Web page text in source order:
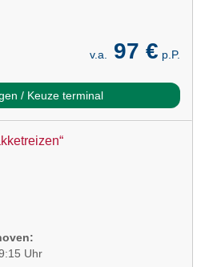
v.a. 97 € p.P.
/ Keuze terminal
Uhr